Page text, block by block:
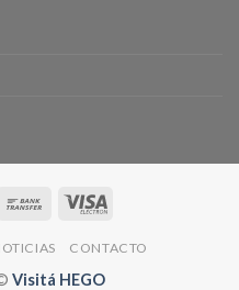
CONTACTO
Visitá HEGO